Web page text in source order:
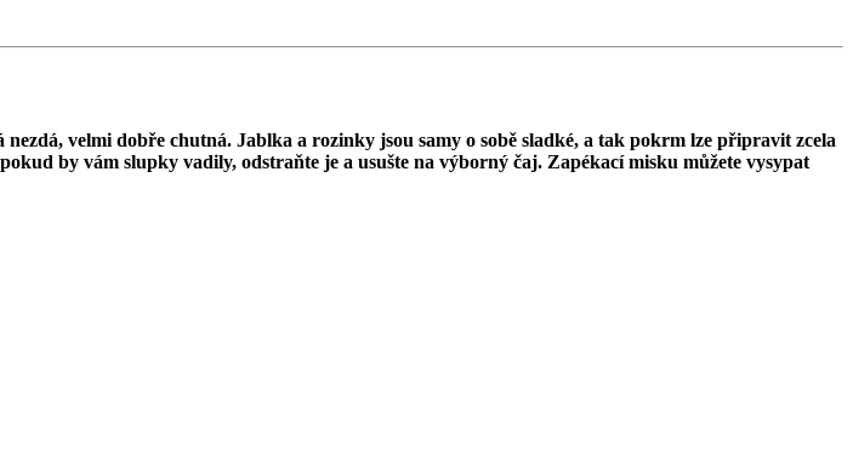
velmi dobře chutná. Jablka a rozinky jsou samy o sobě sladké, a tak pokrm lze připravit zcela
by vám slupky vadily, odstraňte je a usušte na výborný čaj. Zapékací misku můžete vysypat